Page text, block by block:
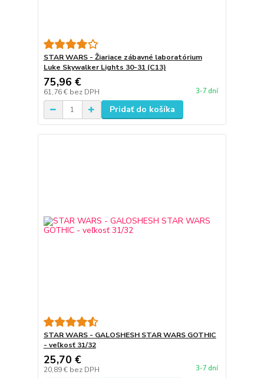
STAR WARS - Žiariace zábavné laboratórium
Luke Skywalker Lights 30-31 (C13)
75,96 €
61,76 € bez DPH 3-7 dní
Pridať do košíka
STAR WARS - GALOSHESH STAR WARS GOTHIC
- veľkosť 31/32
25,70 €
20,89 € bez DPH 3-7 dní